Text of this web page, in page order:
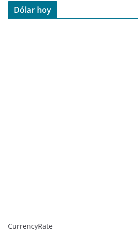
Dólar hoy
CurrencyRate